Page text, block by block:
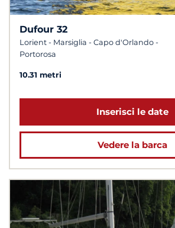
Dufour 32
Lorient - Marsiglia - Capo d'Orlando -
Portorosa
10.31 metri
Inserisci le date
Vedere la barca